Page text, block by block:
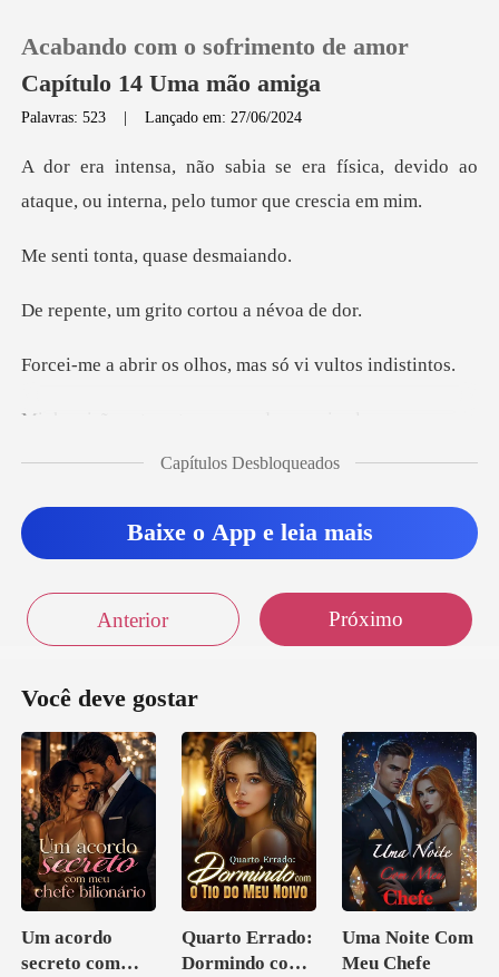
0
Sair
Acabando com o sofrimento de amor
Capítulo 14 Uma mão amiga
Palavras: 523 |Lançado em: 27/06/2024
física, devido ao
ataque, ou inter
nta, quase
grito cortou
s olhos, mas só vi
ndia para mim,
Capítulos Desbloqueados
Baixe o App e leia mais
Anterior Próximo
Você deve gostar
Um acordo
secreto com
Quarto Errado:
Dormindo com
Uma Noite Com
Meu Chefe